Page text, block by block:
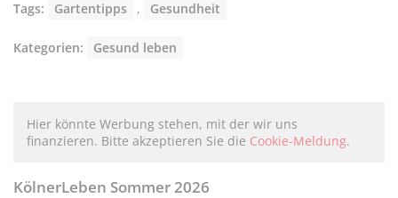
Tags: Gartentipps , Gesundheit
Kategorien: Gesund leben
Hier könnte Werbung stehen, mit der wir uns
finanzieren. Bitte akzeptieren Sie die Cookie-Meldung.
KölnerLeben Sommer 2026